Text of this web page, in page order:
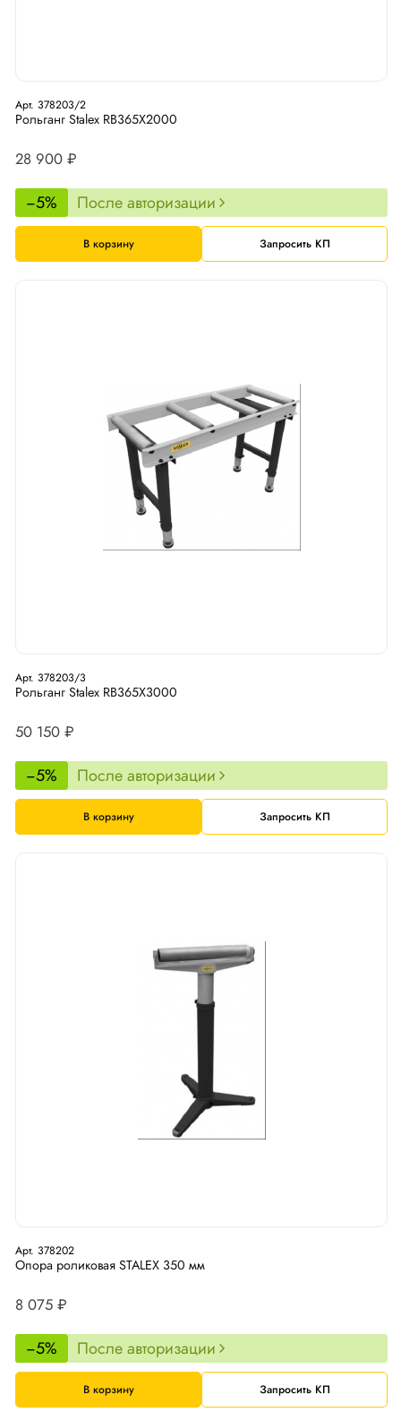
Арт. 378203/2
Рольганг Stalex RB365X2000
28 900 ₽
−5% После авторизации
В корзину Запросить КП
Арт. 378203/3
Рольганг Stalex RB365X3000
50 150 ₽
−5% После авторизации
В корзину Запросить КП
Арт. 378202
Опора роликовая STALEX 350 мм
8 075 ₽
−5% После авторизации
В корзину Запросить КП